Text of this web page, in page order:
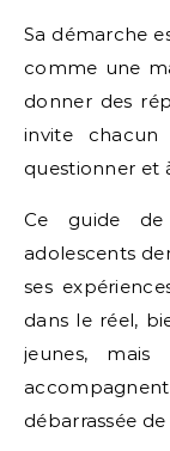
Sa démarche
comme une
donner des
invite
questionner et
Ce guide de
adolescents
ses
dans le réel,
jeunes,
débarrassée